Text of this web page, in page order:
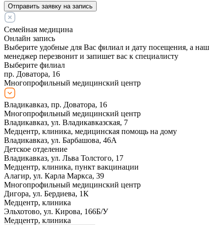
Отправить заявку на запись
Семейная медицина
Онлайн запись
Выберите удобные для Вас филиал и дату посещения, а наш
менеджер перезвонит и запишет вас к специалисту
Выберите филиал
пр. Доватора, 16
Многопрофильный медицинский центр
Владикавказ, пр. Доватора, 16
Многопрофильный медицинский центр
Владикавказ, ул. Владикавказская, 7
Медцентр, клиника, медицинская помощь на дому
Владикавказ, ул. Барбашова, 46А
Детское отделение
Владикавказ, ул. Льва Толстого, 17
Медцентр, клиника, пункт вакцинации
Алагир, ул. Карла Маркса, 39
Многопрофильный медицинский центр
Дигора, ул. Бердиева, 1К
Медцентр, клиника
Эльхотово, ул. Кирова, 166Б/У
Медцентр, клиника